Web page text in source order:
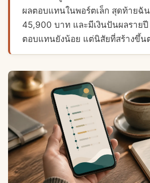
ผลตอบแทนในพอร์ตเล็ก สุดท้ายฉัน
45,900 บาท และมีเงินปันผลรายปี
ตอบแทนยังน้อย แต่นิสัยที่สร้างขึ้น